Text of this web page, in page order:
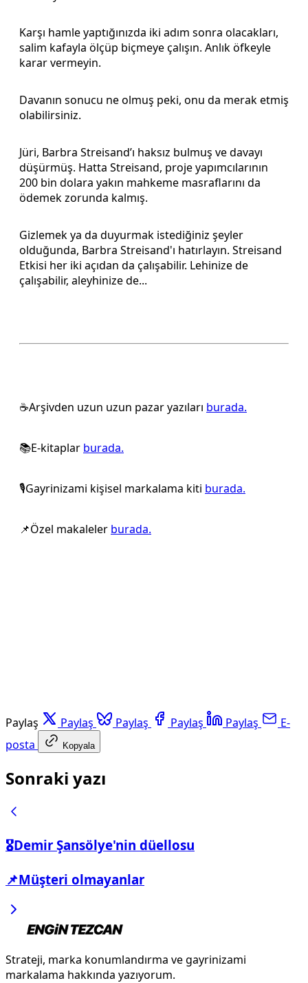
Karşı hamle yaptığınızda iki adım sonra olacakları,
salim kafayla ölçüp biçmeye çalışın. Anlık öfkeyle
karar vermeyin.
Davanın sonucu ne olmuş peki, onu da merak etmiş
olabilirsiniz.
Jüri, Barbra Streisand’ı haksız bulmuş ve davayı
düşürmüş. Hatta Streisand, proje yapımcılarının
200 bin dolara yakın mahkeme masraflarını da
ödemek zorunda kalmış.
Gizlemek ya da duyurmak istediğiniz şeyler
olduğunda, Barbra Streisand'ı hatırlayın. Streisand
Etkisi her iki açıdan da çalışabilir. Lehinize de
çalışabilir, aleyhinize de...
☕️Arşivden uzun uzun pazar yazıları burada.
📚E-kitaplar burada.
🎙️Gayrinizami kişisel markalama kiti burada.
📌Özel makaleler burada.
Paylaş Paylaş Paylaş Paylaş Paylaş
E-
posta
Kopyala
Sonraki yazı
🎖️Demir Şansölye'nin düellosu
📌Müşteri olmayanlar
Strateji, marka konumlandırma ve gayrinizami
markalama hakkında yazıyorum.